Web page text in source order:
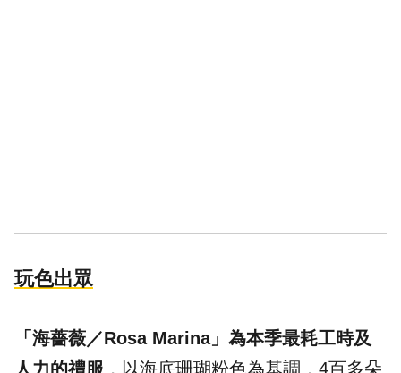
玩色出眾
「海薔薇／Rosa Marina」為本季最耗工時及
人力的禮服 ，以海底珊瑚粉色為基調，4百多朵